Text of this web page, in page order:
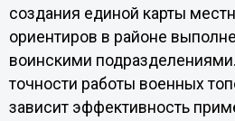
создания единой карты
ориентиров в районе
воинскими
точности работы военных
зависит эффективность